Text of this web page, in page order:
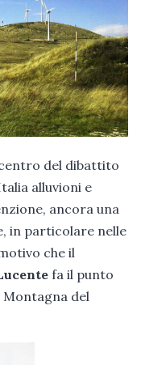
del dibattito
alluvioni e
ancora una
in particolare nelle
che il
fa il punto
Montagna del